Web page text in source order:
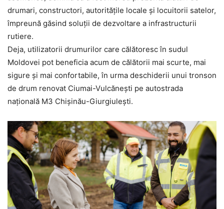
drumari, constructori, autoritățile locale și locuitorii satelor,
împreună găsind soluții de dezvoltare a infrastructurii
rutiere.
Deja, utilizatorii drumurilor care călătoresc în sudul
Moldovei pot beneficia acum de călătorii mai scurte, mai
sigure și mai confortabile, în urma deschiderii unui tronson
de drum renovat Ciumai-Vulcănești pe autostrada
națională M3 Chișinău-Giurgiulești.